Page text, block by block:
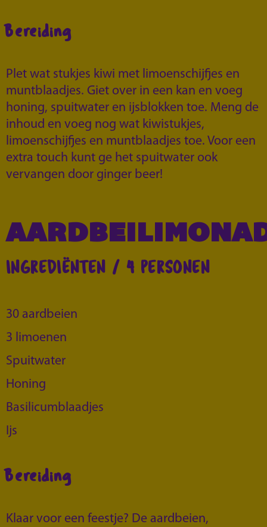
Bereiding
Plet wat stukjes kiwi met limoenschijfjes en
muntblaadjes. Giet over in een kan en voeg
honing, spuitwater en ijsblokken toe. Meng de
inhoud en voeg nog wat kiwistukjes,
limoenschijfjes en muntblaadjes toe. Voor een
extra touch kunt ge het spuitwater ook
vervangen door ginger beer!
INGREDIËNTEN / 4 PERSONEN
30 aardbeien
3 limoenen
Spuitwater
Honing
Basilicumblaadjes
Ijs
Bereiding
Klaar voor een feestje? De aardbeien,